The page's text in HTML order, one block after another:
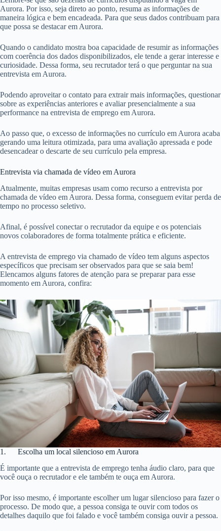
Aurora. Por isso, seja direto ao ponto, resuma as informações de
maneira lógica e bem encadeada. Para que seus dados contribuam para
que possa se destacar em Aurora.
Quando o candidato mostra boa capacidade de resumir as informações
com coerência dos dados disponibilizados, ele tende a gerar interesse e
curiosidade. Dessa forma, seu recrutador terá o que perguntar na sua
entrevista em Aurora.
Podendo aproveitar o contato para extrair mais informações, questionar
sobre as experiências anteriores e avaliar presencialmente a sua
performance na entrevista de emprego em Aurora.
Ao passo que, o excesso de informações no currículo em Aurora acaba
gerando uma leitura otimizada, para uma avaliação apressada e pode
desencadear o descarte de seu currículo pela empresa.
Entrevista via chamada de vídeo em Aurora
Atualmente, muitas empresas usam como recurso a entrevista por
chamada de vídeo em Aurora. Dessa forma, conseguem evitar perda de
tempo no processo seletivo.
Afinal, é possível conectar o recrutador da equipe e os potenciais
novos colaboradores de forma totalmente prática e eficiente.
A entrevista de emprego via chamado de vídeo tem alguns aspectos
específicos que precisam ser observados para que se saia bem!
Elencamos alguns fatores de atenção para se preparar para esse
momento em Aurora, confira:
1. Escolha um local silencioso em Aurora
É importante que a entrevista de emprego tenha áudio claro, para que
você ouça o recrutador e ele também te ouça em Aurora.
Por isso mesmo, é importante escolher um lugar silencioso para fazer o
processo. De modo que, a pessoa consiga te ouvir com todos os
detalhes daquilo que foi falado e você também consiga ouvir a pessoa.